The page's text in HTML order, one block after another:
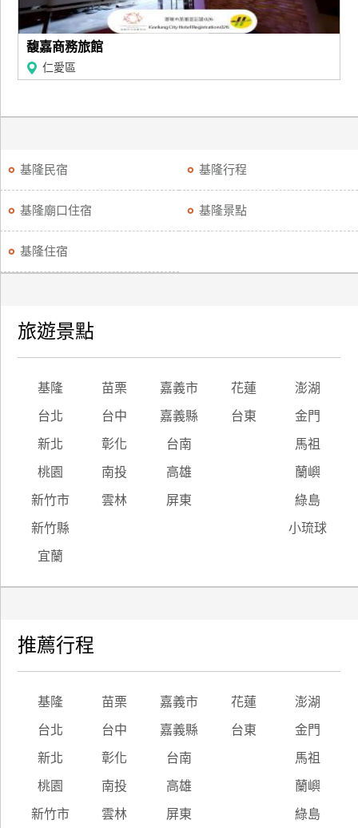
馥嘉商務旅館
仁愛區
基隆民宿 基隆行程
基隆廟口住宿 基隆景點
基隆住宿
旅遊景點
基隆 苗栗 嘉義市 花蓮 澎湖
台北 台中 嘉義縣 台東 金門
新北 彰化 台南 馬祖
桃園 南投 高雄 蘭嶼
新竹市 雲林 屏東 綠島
新竹縣 小琉球
宜蘭
推薦行程
基隆 苗栗 嘉義市 花蓮 澎湖
台北 台中 嘉義縣 台東 金門
新北 彰化 台南 馬祖
桃園 南投 高雄 蘭嶼
新竹市 雲林 屏東 綠島